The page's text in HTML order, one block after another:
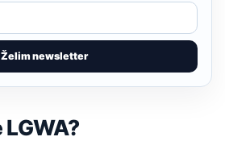
Želim newsletter